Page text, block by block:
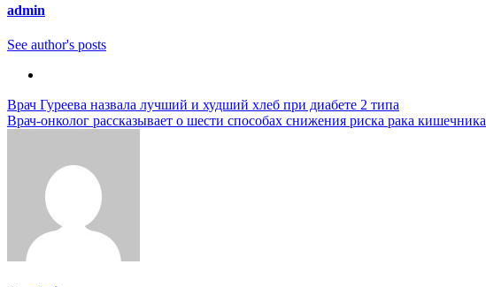
admin
See author's posts
Навигация
по
Врач Гуреева назвала лучший и худший хлеб при диабете 2 типа
Врач-онколог рассказывает о шести способах снижения риска рака кишечника